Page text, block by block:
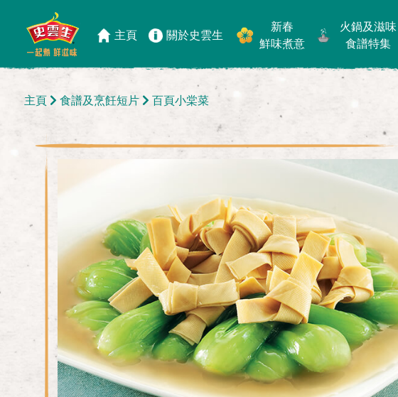
主頁 關於史雲生
新春
鮮味煮意
火鍋及滋味
食譜特集
主頁 食譜及烹飪短片 百頁小棠菜